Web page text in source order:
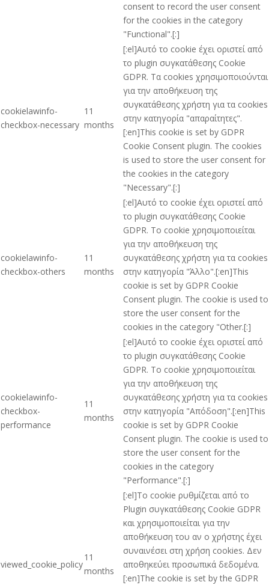
consent to record the user consent
for the cookies in the category
"Functional".[:]
cookielawinfo-
checkbox-necessary
11
months
[:el]Αυτό το cookie έχει οριστεί από
το plugin συγκατάθεσης Cookie
GDPR. Τα cookies χρησιμοποιούνται
για την αποθήκευση της
συγκατάθεσης χρήστη για τα cookies
στην κατηγορία "απαραίτητες".
[:en]This cookie is set by GDPR
Cookie Consent plugin. The cookies
is used to store the user consent for
the cookies in the category
"Necessary".[:]
cookielawinfo-
checkbox-others
11
months
[:el]Αυτό το cookie έχει οριστεί από
το plugin συγκατάθεσης Cookie
GDPR. Το cookie χρησιμοποιείται
για την αποθήκευση της
συγκατάθεσης χρήστη για τα cookies
στην κατηγορία "Άλλο".[:en]This
cookie is set by GDPR Cookie
Consent plugin. The cookie is used to
store the user consent for the
cookies in the category "Other.[:]
cookielawinfo-
checkbox-
performance
11
months
[:el]Αυτό το cookie έχει οριστεί από
το plugin συγκατάθεσης Cookie
GDPR. Το cookie χρησιμοποιείται
για την αποθήκευση της
συγκατάθεσης χρήστη για τα cookies
στην κατηγορία "Απόδοση".[:en]This
cookie is set by GDPR Cookie
Consent plugin. The cookie is used to
store the user consent for the
cookies in the category
"Performance".[:]
viewed_cookie_policy
11
months
[:el]Το cookie ρυθμίζεται από το
Plugin συγκατάθεσης Cookie GDPR
και χρησιμοποιείται για την
αποθήκευση του αν ο χρήστης έχει
συναινέσει στη χρήση cookies. Δεν
αποθηκεύει προσωπικά δεδομένα.
[:en]The cookie is set by the GDPR